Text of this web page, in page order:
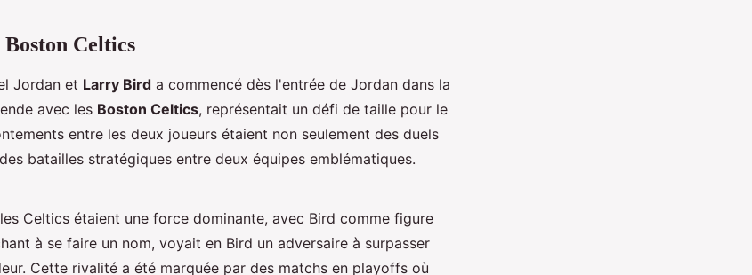
Celtics
Jordan et Larry Bird a commencé dès l'entrée de Jordan dans la
avec les Boston Celtics, représentait un défi de taille pour le
entre les deux joueurs étaient non seulement des duels
batailles stratégiques entre deux équipes emblématiques.
Celtics étaient une force dominante, avec Bird comme figure
à se faire un nom, voyait en Bird un adversaire à surpasser
Cette rivalité a été marquée par des matchs en playoffs où